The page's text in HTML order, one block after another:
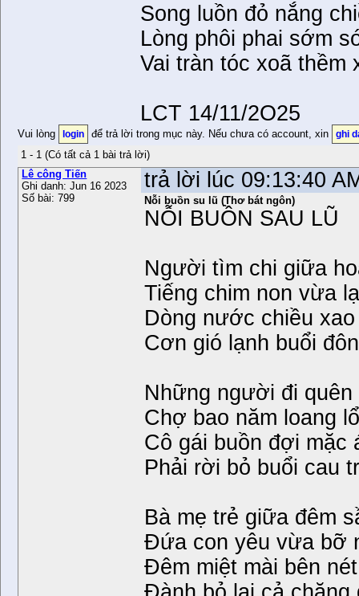
Song luồn đỏ nắng
Lòng phôi phai sớm
Vai tràn tóc xoã thềm
LCT 14/11/2O25
Vui lòng login để trả lời trong mục này. Nếu chưa có account, xin ghi
1 - 1 (Có tất cả 1 bài trả lời)
Lê công Tiến
Ghi danh: Jun 16 2023
Số bài: 799
trả lời lúc 09:13:40
Nỗi buồn su lũ (Thơ bát ngôn)
NỖI BUỒN SAU LŨ
Người tìm chi giữa
Tiếng chim non vừa
Dòng nước chiều
Cơn gió lạnh buổi
Những người đi
Chợ bao năm loang
Cô gái buồn đợi mặc
Phải rời bỏ buổi cau
Bà mẹ trẻ giữa đêm
Đứa con yêu vừa bỡ
Đêm miệt mài bên